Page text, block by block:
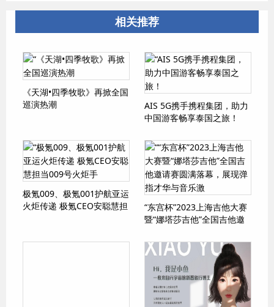
相关推荐
《天湖•四季牧歌》再掀全国
巡演热潮
AIS 5G携手携程集团，助力
中国游客畅享泰国之旅！
极氪009、极氪001护航亚运
火炬传递 极氪CEO安聪慧担
“东宫杯”2023上海吉他大赛
暨“娜塔莎吉他”全国吉他邀
华与音乐激